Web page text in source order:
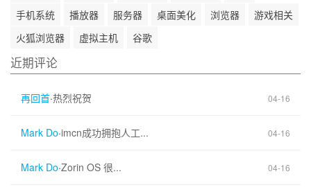
手机系统
播放器 服务器 桌面美化 浏览器
游戏相关
火狐浏览器
虚拟主机 谷歌
近期评论
再回首·热烈祝贺 04-16
Mark Do·imcn成功拥抱人工... 04-16
Mark Do·Zorin OS 很... 04-16